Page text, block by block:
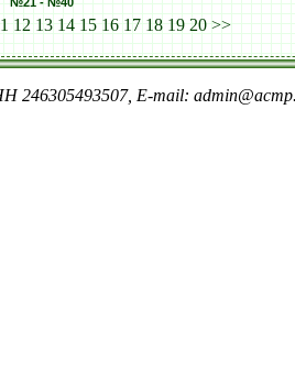
12 13 14 15 16 17 18 19 20 >>
246305493507, E-mail: